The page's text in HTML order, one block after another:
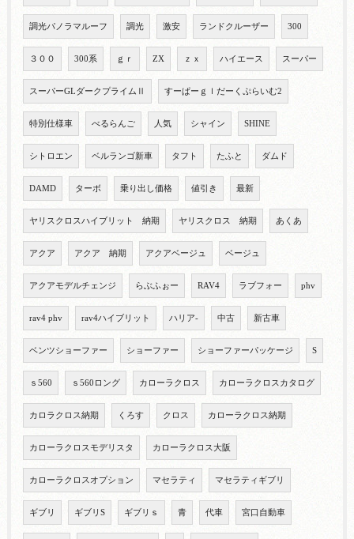
調光パノラマルーフ 調光 激安 ランドクルーザー 300
３００ 300系 ｇｒ ZX ｚｘ ハイエース スーパー
スーパーGLダークプライムⅡ すーぱーｇｌだーくぷらいむ2
特別仕様車 べるらんご 人気 シャイン SHINE
シトロエン ベルランゴ新車 タフト たふと ダムド
DAMD ターボ 乗り出し価格 値引き 最新
ヤリスクロスハイブリット 納期 ヤリスクロス 納期 あくあ
アクア アクア 納期 アクアベージュ ベージュ
アクアモデルチェンジ らぶふぉー RAV4 ラブフォー phv
rav4 phv rav4ハイブリット ハリア- 中古 新古車
ベンツショーファー ショーファー ショーファーパッケージ S
ｓ560 ｓ560ロング カローラクロス カローラクロスカタログ
カロラクロス納期 くろす クロス カローラクロス納期
カローラクロスモデリスタ カローラクロス大阪
カローラクロスオプション マセラティ マセラティギブリ
ギブリ ギブリS ギブリｓ 青 代車 宮口自動車